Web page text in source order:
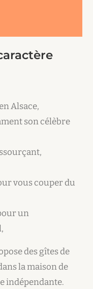
Alsace,
son célèbre
vous couper du
un
des gîtes de
la maison de
indépendante.